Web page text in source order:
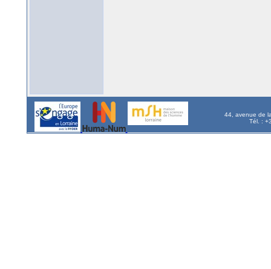
44, avenue de
Tél. :